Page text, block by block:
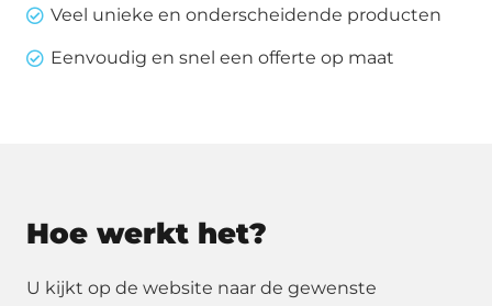
aantal
Veel unieke en onderscheidende producten
Eenvoudig en snel een offerte op maat
Hoe werkt het?
U kijkt op de website naar de gewenste